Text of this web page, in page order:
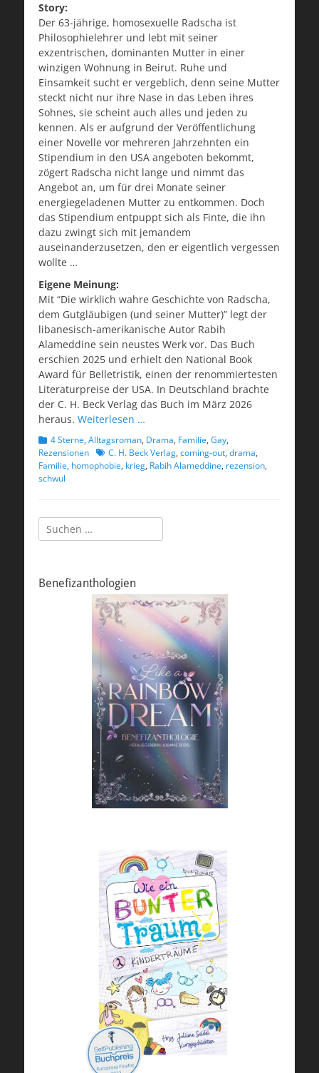
Story:
Der 63-jährige, homosexuelle Radscha ist
Philosophielehrer und lebt mit seiner
exzentrischen, dominanten Mutter in einer
winzigen Wohnung in Beirut. Ruhe und
Einsamkeit sucht er vergeblich, denn seine Mutter
steckt nicht nur ihre Nase in das Leben ihres
Sohnes, sie scheint auch alles und jeden zu
kennen. Als er aufgrund der Veröffentlichung
einer Novelle vor mehreren Jahrzehnten ein
Stipendium in den USA angeboten bekommt,
zögert Radscha nicht lange und nimmt das
Angebot an, um für drei Monate seiner
energiegeladenen Mutter zu entkommen. Doch
das Stipendium entpuppt sich als Finte, die ihn
dazu zwingt sich mit jemandem
auseinanderzusetzen, den er eigentlich vergessen
wollte …
Eigene Meinung:
Mit “Die wirklich wahre Geschichte von Radscha,
dem Gutgläubigen (und seiner Mutter)” legt der
libanesisch-amerikanische Autor Rabih
Alameddine sein neustes Werk vor. Das Buch
erschien 2025 und erhielt den National Book
Award für Belletristik, einen der renommiertesten
Literaturpreise der USA. In Deutschland brachte
der C. H. Beck Verlag das Buch im März 2026
heraus. Weiterlesen …
Kategorien
4 Sterne, Alltagsroman, Drama, Familie, Gay,
Rezensionen Schlagworte
C. H. Beck Verlag, coming-out, drama,
Familie, homophobie, krieg, Rabih Alameddine, rezension,
schwul
Suchen
nach:
Benefizanthologien